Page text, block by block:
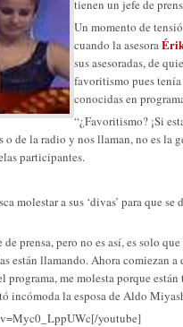
tienen un jefe de
Un momento de
cuando la asesora
sus asesoradas, de
favoritismo pues
conocidas en
“¿Favoritismo? ¡Si
o de la radio y nos llaman, no es la
participantes.
molestar a sus ‘divas’ para que
prensa, pero no es así, es solo
están llamando. Ahora comiezan a
me molesta porque están
incómoda la esposa de Aldo
youtube]